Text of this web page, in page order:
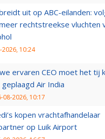
uit op ABC-eilanden:
rechtstreekse vluchten
2026, 10:24
ervaren CEO moet het tij
Air India
08-2026, 10:17
kopen vrachtafhandelaar
op Luik Airport